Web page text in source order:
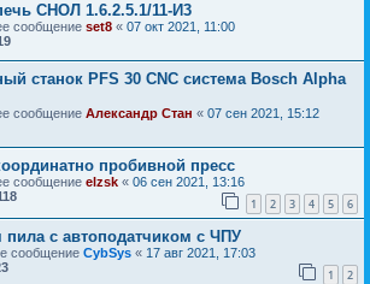
СНОЛ 1.6.2.5.1/11-И3
сообщение set8 « 07 окт 2021, 11:00
станок PFS 30 CNC система Bosch Alpha
сообщение Александр Стан « 07 сен 2021, 15:12
пробивной пресс
сообщение elzsk « 06 сен 2021, 13:16
1 2 3 4 5 6
пила с автоподатчиком с ЧПУ
сообщение CybSys « 17 авг 2021, 17:03
1 2